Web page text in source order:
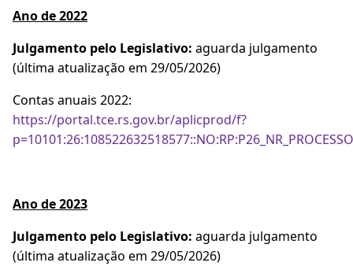
Ano de 2022
Julgamento pelo Legislativo: aguarda julgamento
(última atualização em 29/05/2026)
Contas anuais 2022:
https://portal.tce.rs.gov.br/aplicprod/f?
Ano de 2023
Julgamento pelo Legislativo: aguarda julgamento
(última atualização em 29/05/2026)